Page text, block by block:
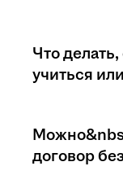
Что
учиться
этапе
Перевод на
договор